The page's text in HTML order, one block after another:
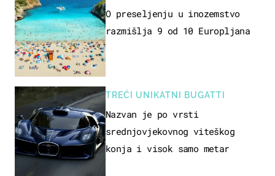
O preseljenju u inozemstvo
razmišlja 9 od 10 Europljana
TREĆI UNIKATNI BUGATTI
Nazvan je po vrsti
srednjovjekovnog viteškog
konja i visok samo metar